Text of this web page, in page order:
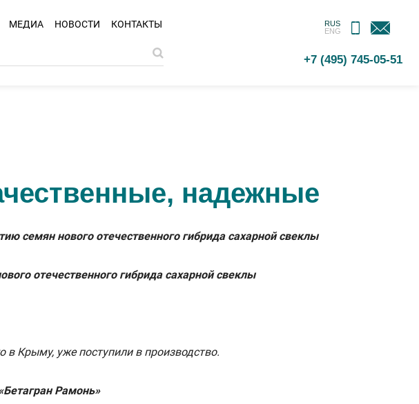
МЕДИА НОВОСТИ КОНТАКТЫ
RUS
ENG
МОБИЛЬНОЕ
ПРИЛОЖЕНИЕ
ОБРАТНАЯ
СВЯЗЬ
+7 (495) 745-05-51
надежные
семян нового отечественного гибрида сахарной свеклы
отечественного гибрида сахарной свеклы
Крыму, уже поступили в производство.
Рамонь»